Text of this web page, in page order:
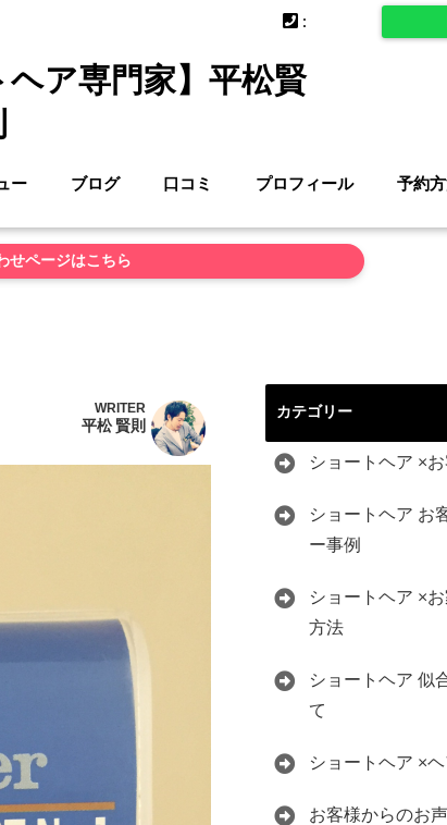
:
ヘア専門家】平松賢
ー ブログ 口コミ プロフィール 予約
せページはこちら
WRITER
平松 賢則
カテゴリー
ショートヘア ×
ショートヘア お
ー事例
ショートヘア ×
方法
ショートヘア 似
て
ショートヘア ×
お客様からのお声